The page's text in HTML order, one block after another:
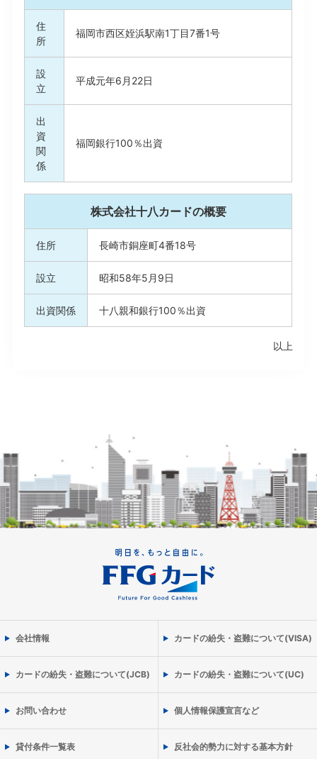
住
所
福岡市西区姪浜駅南1丁目7番1号
設
立
平成元年6月22日
出
資
関
係
福岡銀行100％出資
株式会社十八カードの概要
住所 ⾧崎市銅座町4番18号
設立 昭和58年5月9日
出資関係 十八親和銀行100％出資
以上
会社情報 カードの紛失・盗難について(VISA)
カードの紛失・盗難について(JCB) カードの紛失・盗難について(UC)
お問い合わせ 個人情報保護宣言など
貸付条件一覧表 反社会的勢力に対する基本方針